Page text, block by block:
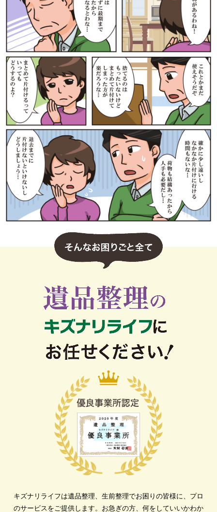
キズナリライフは遺品整理、生前整理でお困りの皆様に、プロ
のサービスをご提供します。 お急ぎの方、何をしていいかわか